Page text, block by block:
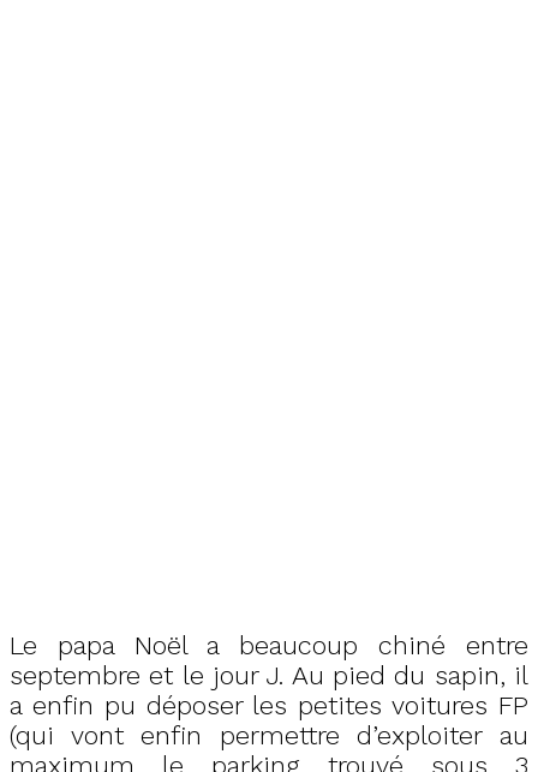
Le papa Noël a beaucoup chiné entre
septembre et le jour J. Au pied du sapin, il
a enfin pu déposer les petites voitures FP
(qui vont enfin permettre d’exploiter au
maximum le parking trouvé sous 3